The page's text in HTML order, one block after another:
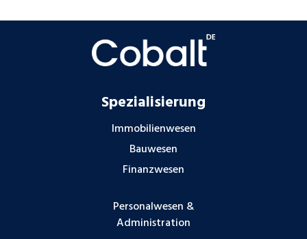
Spezialisierung
Immobilienwesen
Bauwesen
Finanzwesen
Personalwesen &
Administration